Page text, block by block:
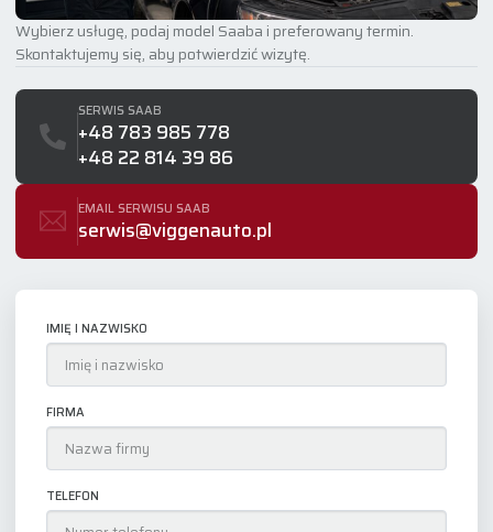
Wybierz usługę, podaj model Saaba i preferowany termin.
Skontaktujemy się, aby potwierdzić wizytę.
SERWIS SAAB
+48 783 985 778
+48 22 814 39 86
EMAIL SERWISU SAAB
serwis@viggenauto.pl
IMIĘ I NAZWISKO
FIRMA
TELEFON